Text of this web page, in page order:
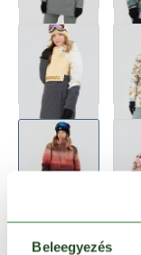
Beleegyezés
Méret: